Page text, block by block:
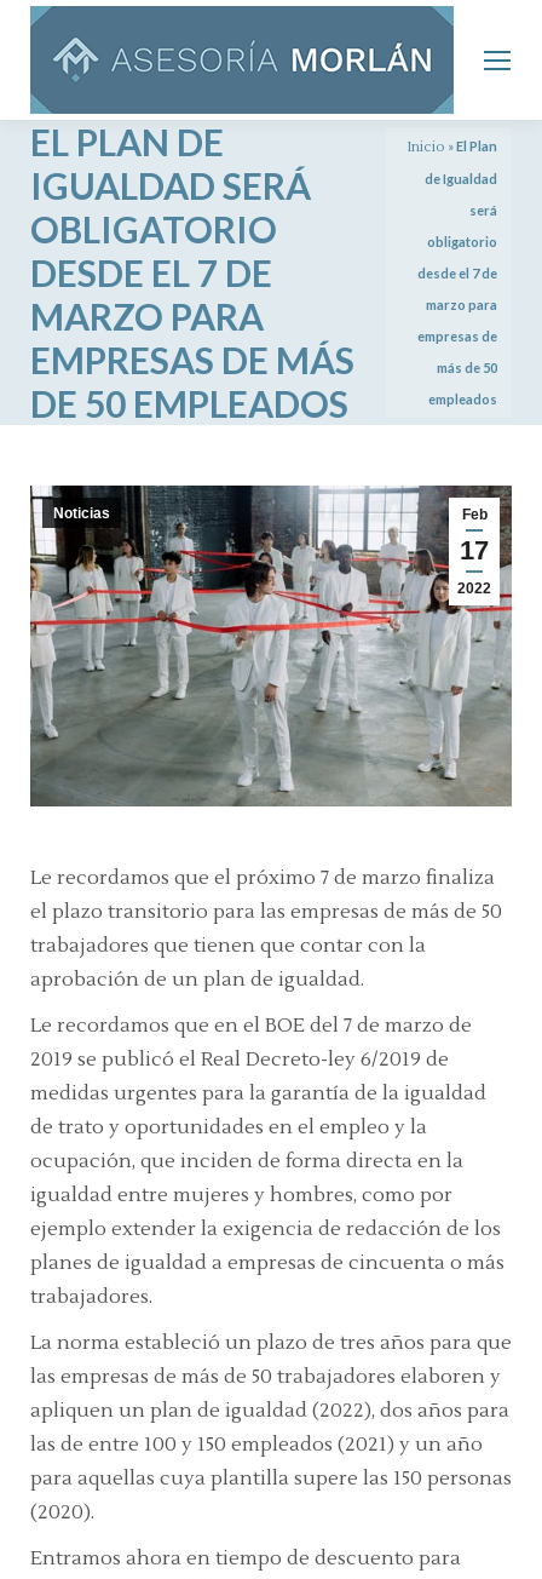
EL PLAN DE
IGUALDAD SERÁ
OBLIGATORIO
DESDE EL 7 DE
MARZO PARA
EMPRESAS DE MÁS
DE 50 EMPLEADOS
Inicio »El Plan
de Igualdad
será
obligatorio
desde el 7 de
marzo para
empresas de
más de 50
empleados
Feb
17
2022
Noticias
Le recordamos que el próximo 7 de marzo finaliza
el plazo transitorio para las empresas de más de 50
trabajadores que tienen que contar con la
aprobación de un plan de igualdad.
Le recordamos que en el BOE del 7 de marzo de
2019 se publicó el Real Decreto-ley 6/2019 de
medidas urgentes para la garantía de la igualdad
de trato y oportunidades en el empleo y la
ocupación, que inciden de forma directa en la
igualdad entre mujeres y hombres, como por
ejemplo extender la exigencia de redacción de los
planes de igualdad a empresas de cincuenta o más
trabajadores.
La norma estableció un plazo de tres años para que
las empresas de más de 50 trabajadores elaboren y
apliquen un plan de igualdad (2022), dos años para
las de entre 100 y 150 empleados (2021) y un año
para aquellas cuya plantilla supere las 150 personas
(2020).
Entramos ahora en tiempo de descuento para